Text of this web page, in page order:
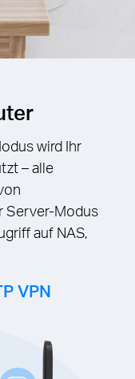
wird Ihr
– alle
Server-Modus
auf NAS,
VPN